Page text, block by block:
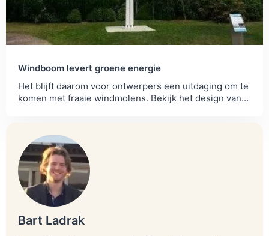
Windboom levert groene energie
Het blijft daarom voor ontwerpers een uitdaging om te
komen met fraaie windmolens. Bekijk het design van
Bart Ladrak